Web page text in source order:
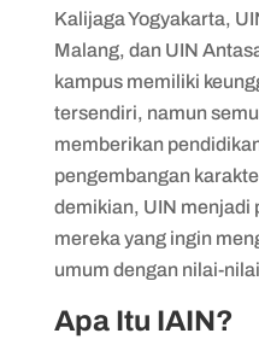
Kalijaga Yogyakarta,
Malang, dan UIN
kampus memiliki
tersendiri, namun
memberikan
pengembangan
demikian, UIN menjadi
mereka yang ingin
umum dengan nilai-
Apa Itu IAIN?